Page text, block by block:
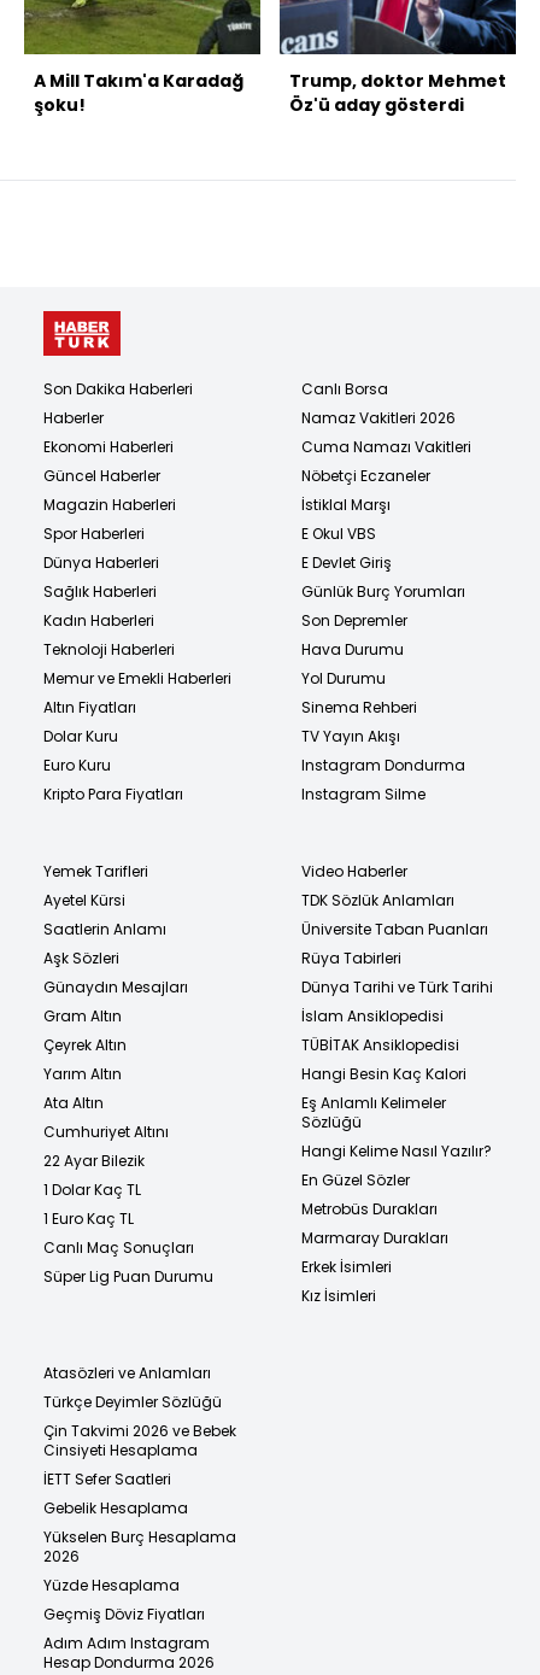
A Mill Takım'a Karadağ
şoku!
Trump, doktor Mehmet
Öz'ü aday gösterdi
Son Dakika Haberleri
Haberler
Ekonomi Haberleri
Güncel Haberler
Magazin Haberleri
Spor Haberleri
Dünya Haberleri
Sağlık Haberleri
Kadın Haberleri
Teknoloji Haberleri
Memur ve Emekli Haberleri
Altın Fiyatları
Dolar Kuru
Euro Kuru
Kripto Para Fiyatları
Canlı Borsa
Namaz Vakitleri 2026
Cuma Namazı Vakitleri
Nöbetçi Eczaneler
İstiklal Marşı
E Okul VBS
E Devlet Giriş
Günlük Burç Yorumları
Son Depremler
Hava Durumu
Yol Durumu
Sinema Rehberi
TV Yayın Akışı
Instagram Dondurma
Instagram Silme
Yemek Tarifleri
Ayetel Kürsi
Saatlerin Anlamı
Aşk Sözleri
Günaydın Mesajları
Gram Altın
Çeyrek Altın
Yarım Altın
Ata Altın
Cumhuriyet Altını
22 Ayar Bilezik
1 Dolar Kaç TL
1 Euro Kaç TL
Canlı Maç Sonuçları
Süper Lig Puan Durumu
Video Haberler
TDK Sözlük Anlamları
Üniversite Taban Puanları
Rüya Tabirleri
Dünya Tarihi ve Türk Tarihi
İslam Ansiklopedisi
TÜBİTAK Ansiklopedisi
Hangi Besin Kaç Kalori
Eş Anlamlı Kelimeler
Sözlüğü
Hangi Kelime Nasıl Yazılır?
En Güzel Sözler
Metrobüs Durakları
Marmaray Durakları
Erkek İsimleri
Kız İsimleri
Atasözleri ve Anlamları
Türkçe Deyimler Sözlüğü
Çin Takvimi 2026 ve Bebek
Cinsiyeti Hesaplama
İETT Sefer Saatleri
Gebelik Hesaplama
Yükselen Burç Hesaplama
2026
Yüzde Hesaplama
Geçmiş Döviz Fiyatları
Adım Adım Instagram
Hesap Dondurma 2026